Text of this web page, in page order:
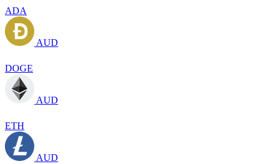
ADA
AUD
DOGE
AUD
ETH
AUD